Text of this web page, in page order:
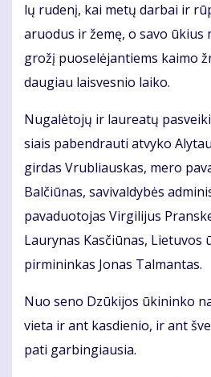
lų ru­de­nį, kai me­tų dar­bai ir
aruo­dus ir že­mę, o sa­vo ūkius
gro­žį puo­se­lė­jan­tiems kai­mo
dau­giau lais­ves­nio lai­ko.
Nu­ga­lė­to­jų ir lau­re­a­tų
siais pa­ben­drau­ti at­vy­ko
gir­das Vrub­liaus­kas, me­ro
Bal­čiū­nas, sa­vi­val­dy­bės
pa­va­duo­to­jas Vir­gi­li­jus
Lau­ry­nas Kas­čiū­nas, Lie­tu­vos
pir­mi­nin­kas Jo­nas Tal­man­tas.
Nuo se­no Dzū­ki­jos ūki­nin­ko
vie­ta ir ant kas­die­nio, ir ant
pa­ti gar­bin­giau­sia.